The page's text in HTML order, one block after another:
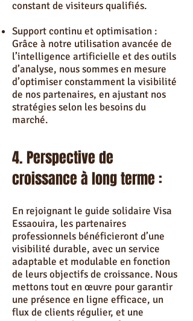
constant de visiteurs qualifiés.
Support continu et optimisation :
Grâce à notre utilisation avancée de
l’intelligence artificielle et des outils
d’analyse, nous sommes en mesure
d’optimiser constamment la visibilité
de nos partenaires, en ajustant nos
stratégies selon les besoins du
marché.
4. Perspective de
croissance à long terme :
En rejoignant le guide solidaire Visa
Essaouira, les partenaires
professionnels bénéficieront d’une
visibilité durable, avec un service
adaptable et modulable en fonction
de leurs objectifs de croissance. Nous
mettons tout en œuvre pour garantir
une présence en ligne efficace, un
flux de clients régulier, et une